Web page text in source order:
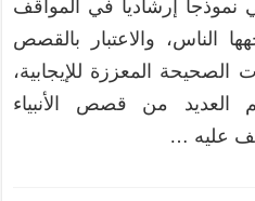
إرشاديا في المواقف
الناس، والاعتبار بالقصص
الصحيحة المعززة للإيجابية،
العديد من قصص الأنبياء
عليه …